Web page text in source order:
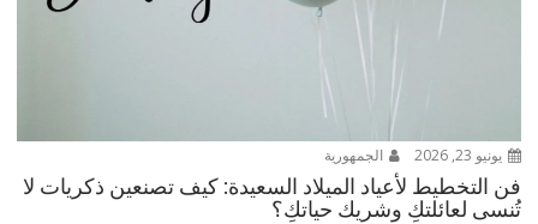
يونيو 23, 2026 الجمهورية
فن التخطيط لأعياد الميلاد السعيدة: كيف تصنعين ذكريات لا
تُنسى لعائلتكِ وشريك حياتكِ؟